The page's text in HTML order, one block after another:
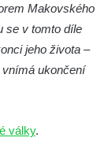
Makovského
se v tomto díle
jeho života –
ukončení
války.